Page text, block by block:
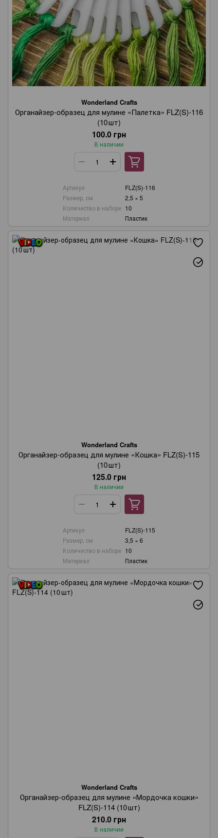
Wonderland Crafts
Органайзер‑образец для мулине «Палетка» FLZ(S)-116
(10 шт)
100.0 грн
В наличии
Артикул
FLZ(S)-116
Размер, см
2,5 × 5
Количество в наборе 10
Материал
Пластик
Wonderland Crafts
Органайзер‑образец для мулине «Кошка» FLZ(S)-115
(10 шт)
125.0 грн
В наличии
Артикул
FLZ(S)-115
Размер, см
3,5 × 6
Количество в наборе 10
Материал
Пластик
Wonderland Crafts
Органайзер‑образец для мулине «Мордочка кошки»
FLZ(S)-114 (10 шт)
210.0 грн
В наличии